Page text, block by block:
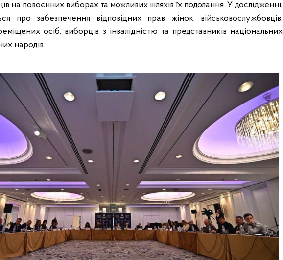
на повоєнних виборах та можливих шляхів їх подолання. У дослідженні,
про забезпечення відповідних прав жінок, військовослужбовців,
осіб, виборців з інвалідністю та представників національних
народів.